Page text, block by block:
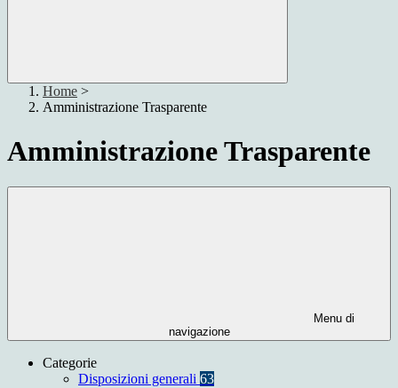
Home >
Amministrazione Trasparente
Amministrazione Trasparente
Menu di
navigazione
Categorie
Disposizioni generali 63